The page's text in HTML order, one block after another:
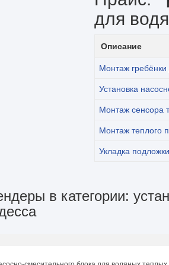
для
Описание
Монтаж гребёнки
Установка
Монтаж сенсора
Монтаж теплого
Укладка
в категории: